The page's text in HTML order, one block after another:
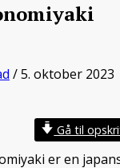
/ 5. oktober 2023
Gå til
er en